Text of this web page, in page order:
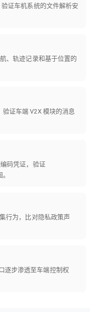
证车机系统的文件解析安
、轨迹记录和基于位置的
证车端 V2X 模块的消息
码凭证，验证
行为，比对隐私政策声
逐步渗透至车端控制权